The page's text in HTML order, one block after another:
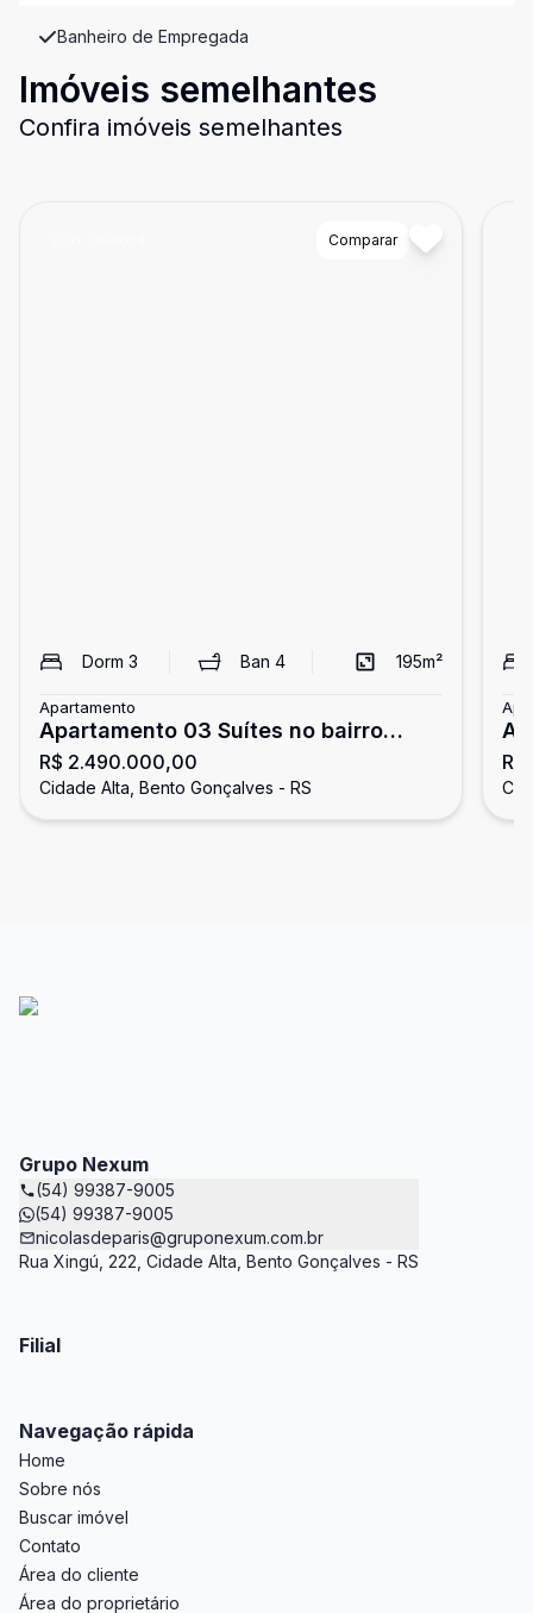
Banheiro de Empregada
Imóveis semelhantes
Confira imóveis semelhantes
Comparar
Dorm 3 Ban 4 195m²
Apartamento
Apartamento 03 Suítes no bairro
Cidade Alta
R$ 2.490.000,00
Cidade Alta, Bento Gonçalves - RS
Grupo Nexum
(54) 99387-9005
(54) 99387-9005
nicolasdeparis@gruponexum.com.br
Rua Xingú, 222, Cidade Alta, Bento Gonçalves - RS
Filial
Navegação rápida
Home
Sobre nós
Buscar imóvel
Contato
Área do cliente
Área do proprietário